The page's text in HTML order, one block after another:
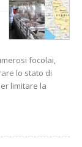
focolai,
lo stato di
limitare la